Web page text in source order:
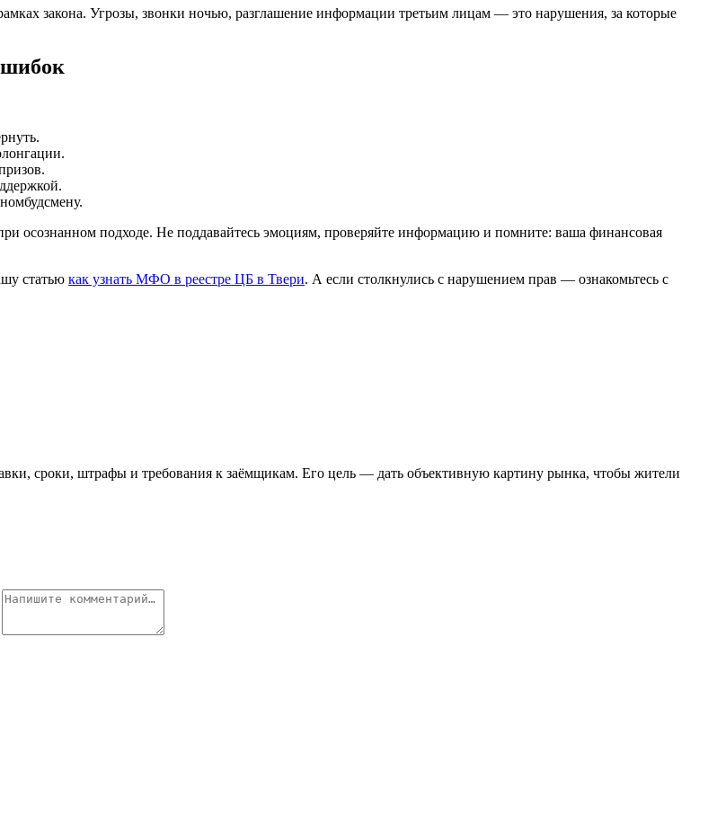
закона. Угрозы, звонки ночью, разглашение информации третьим лицам — это нарушения, за которые
осознанном подходе. Не поддавайтесь эмоциям, проверяйте информацию и помните: ваша финансовая
статью как узнать МФО в реестре ЦБ в Твери. А если столкнулись с нарушением прав — ознакомьтесь с
сроки, штрафы и требования к заёмщикам. Его цель — дать объективную картину рынка, чтобы жители